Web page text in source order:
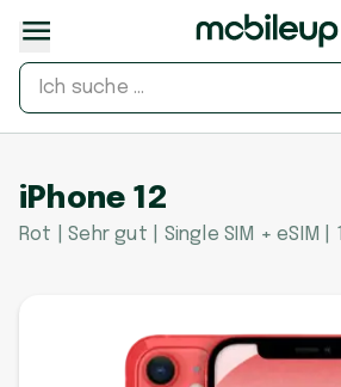
iPhone 12
Rot | Sehr gut | Single SIM + eSIM |